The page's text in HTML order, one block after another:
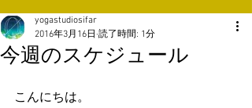
今週のスケジュール
yogastudiosifar
2016年3月16日 読了時間: 1分
こんにちは。